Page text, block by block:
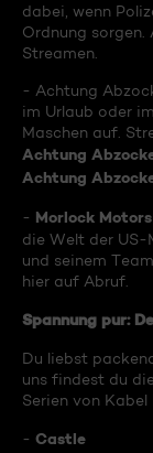
dabei, wenn
Ordnung
Streamen.
- Achtung
im Urlaub oder
Maschen auf.
Achtung
Achtung
- Morlock
die Welt der
und seinem
hier auf Abruf.
Spannung pur:
Du liebst
uns findest du
Serien von
- Castle